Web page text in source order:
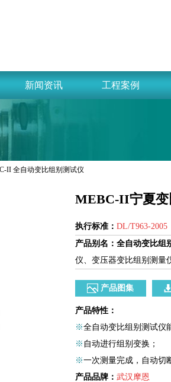
新闻资讯 工程案例
II 全自动变比组别测试仪
MEBC-II宁夏变
执行标准： DL/T963-2005
产品别名： 全自动变比组
仪、变压器变比组别测量
产品图集
产品特性：
※全自动变比组别测试仪
※ 自动进行组别变换；
※一次测量完成，自动切
产品品牌： 武汉摩恩